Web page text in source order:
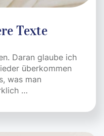
Texte
Daran glaube ich
überkommen
was man
…